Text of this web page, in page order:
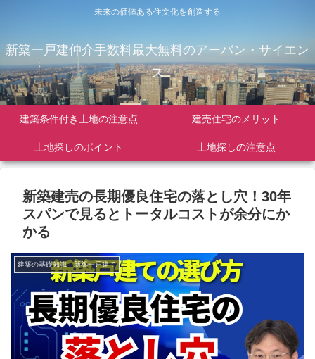
未来の価値ある住文化を創造する
新築一戸建仲介手数料最大無料のアーバン・サイエン
ス
建築条件付き土地の注意点 建売住宅のメリット
土地探しのポイント 土地探しの注意点
新築建売の長期優良住宅の落とし穴！30年
スパンで見るとトータルコストが余分にか
かる
建築の基礎知識 新築一戸建て